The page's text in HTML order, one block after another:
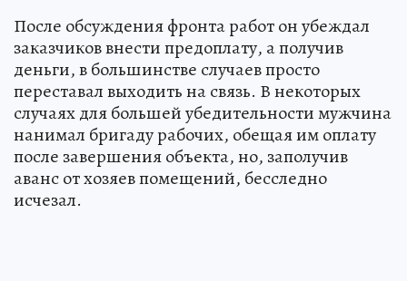
После обсуждения фронта работ он убеждал
заказчиков внести предоплату, а получив
деньги, в большинстве случаев просто
переставал выходить на связь. В некоторых
случаях для большей убедительности мужчина
нанимал бригаду рабочих, обещая им оплату
после завершения объекта, но, заполучив
аванс от хозяев помещений, бесследно
исчезал.